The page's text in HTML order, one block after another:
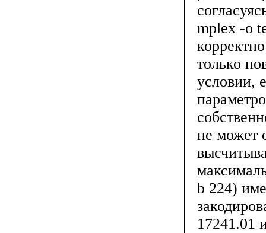
mplex -o
только
условии,
не может
b 224)
17241.01